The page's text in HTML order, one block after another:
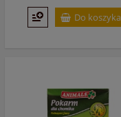
Do koszyka